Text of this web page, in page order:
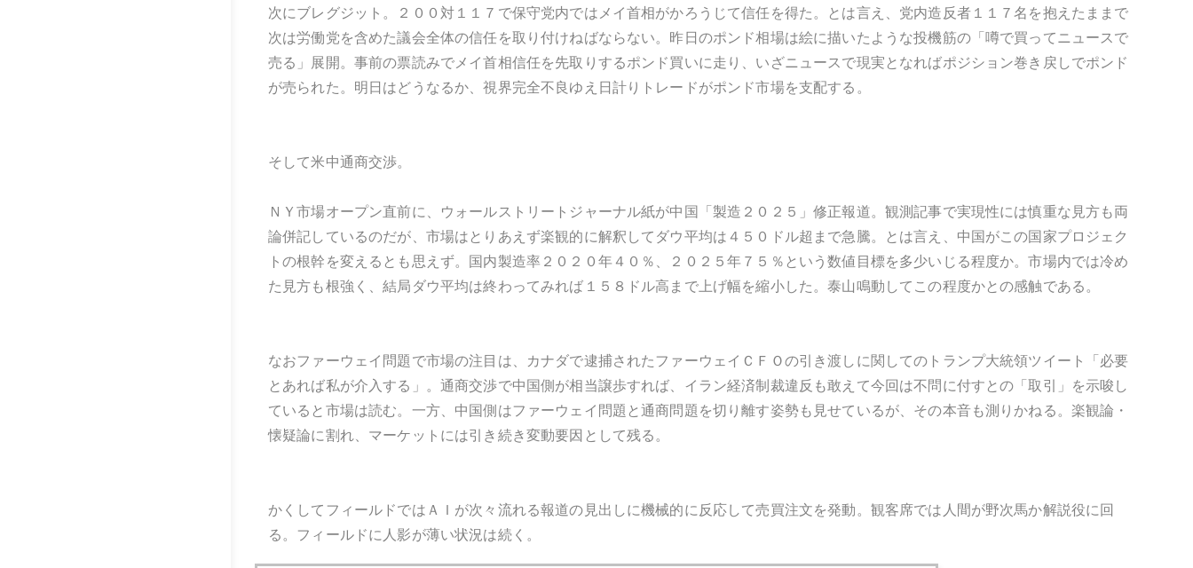
次にブレグジット。２００対１１７で保守党内ではメイ首相がかろうじて信任を得た。とは言え、党内造反者１１７名を抱えたままで
次は労働党を含めた議会全体の信任を取り付けねばならない。昨日のポンド相場は絵に描いたような投機筋の「噂で買ってニュースで
売る」展開。事前の票読みでメイ首相信任を先取りするポンド買いに走り、いざニュースで現実となればポジション巻き戻しでポンド
が売られた。明日はどうなるか、視界完全不良ゆえ日計りトレードがポンド市場を支配する。
そして米中通商交渉。
ＮＹ市場オープン直前に、ウォールストリートジャーナル紙が中国「製造２０２５」修正報道。観測記事で実現性には慎重な見方も両
論併記しているのだが、市場はとりあえず楽観的に解釈してダウ平均は４５０ドル超まで急騰。とは言え、中国がこの国家プロジェク
トの根幹を変えるとも思えず。国内製造率２０２０年４０％、２０２５年７５％という数値目標を多少いじる程度か。市場内では冷め
た見方も根強く、結局ダウ平均は終わってみれば１５８ドル高まで上げ幅を縮小した。泰山鳴動してこの程度かとの感触である。
なおファーウェイ問題で市場の注目は、カナダで逮捕されたファーウェイＣＦＯの引き渡しに関してのトランプ大統領ツイート「必要
とあれば私が介入する」。通商交渉で中国側が相当譲歩すれば、イラン経済制裁違反も敢えて今回は不問に付すとの「取引」を示唆し
ていると市場は読む。一方、中国側はファーウェイ問題と通商問題を切り離す姿勢も見せているが、その本音も測りかねる。楽観論・
懐疑論に割れ、マーケットには引き続き変動要因として残る。
かくしてフィールドではＡＩが次々流れる報道の見出しに機械的に反応して売買注文を発動。観客席では人間が野次馬か解説役に回
る。フィールドに人影が薄い状況は続く。